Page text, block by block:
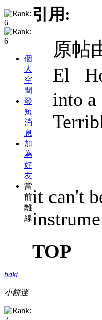
個
人
空
間
發
短
消
息
加
為
好
友
當
前
離
線
引用:
原帖
El
into a
it can't
TOP
baki
小餅迷